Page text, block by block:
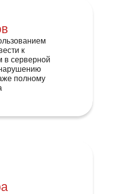
к
в серверной
полному